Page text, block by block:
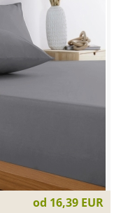
od 16,39 EUR